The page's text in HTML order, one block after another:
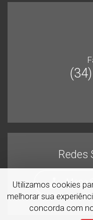
Redes
Mapa
Utilizamos cookies
melhorar sua
concorda com